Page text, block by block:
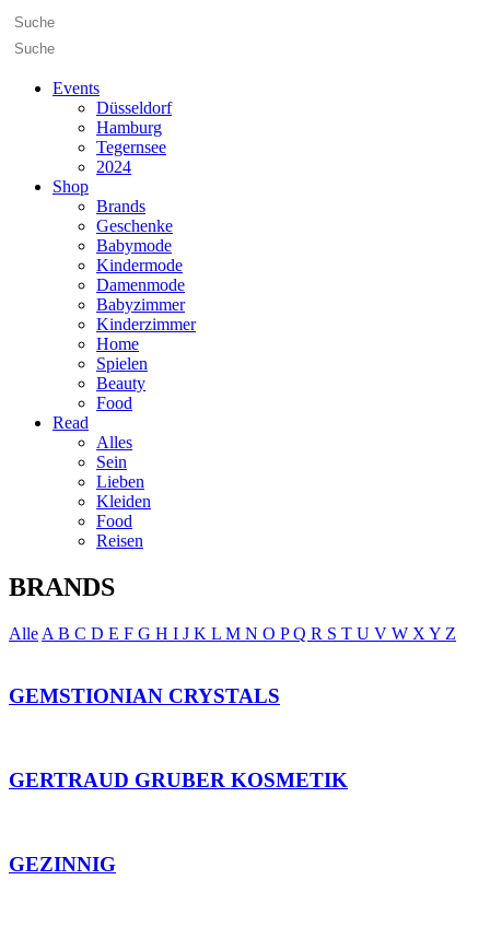
Events
Düsseldorf
Hamburg
Tegernsee
2024
Shop
Brands
Geschenke
Babymode
Kindermode
Damenmode
Babyzimmer
Kinderzimmer
Home
Spielen
Beauty
Food
Read
Alles
Sein
Lieben
Kleiden
Food
Reisen
BRANDS
Alle A B C D E F G H I J K L M N O PQ R S T U V W X Y Z
GEMSTIONIAN CRYSTALS
GERTRAUD GRUBER KOSMETIK
GEZINNIG